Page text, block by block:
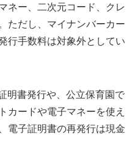
ネー、二次元コード、クレ
ただし、マイナンバーカー
行手数料は対象外としてい
明書発行や、公立保育園で
カードや電子マネーを使え
電子証明書の再発行は現金